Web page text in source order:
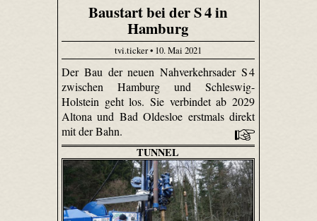
Baustart bei der S 4 in
Hamburg
tvi.ticker • 10. Mai 2021
Der Bau der neuen Nahverkehrsader S 4
zwischen Hamburg und Schleswig-
Holstein geht los. Sie verbindet ab 2029
Altona und Bad Oldesloe erstmals direkt
mit der Bahn.
TUNNEL